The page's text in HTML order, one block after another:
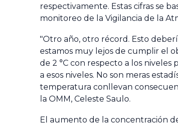
respectivamente. Estas cifras se
monitoreo de la Vigilancia de la
"Otro año, otro récord. Esto
estamos muy lejos de cumplir el
de 2 °C con respecto a los
a esos niveles. No son meras
temperatura conllevan
la OMM, Celeste Saulo.
El aumento de la concentración